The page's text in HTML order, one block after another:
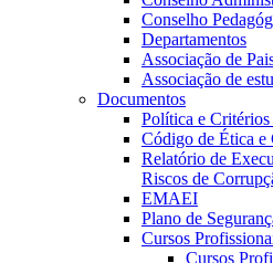
Conselho
Departamentos
Associação de
Associação de
Documentos
Política e
Código de Ética e
Relatório de
Riscos de
EMAEI
Plano de
Cursos
Cursos